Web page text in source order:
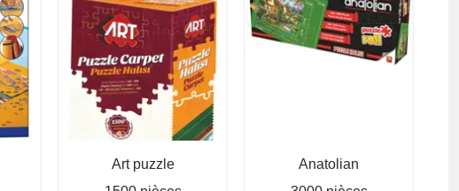
Art puzzle
Anatolian